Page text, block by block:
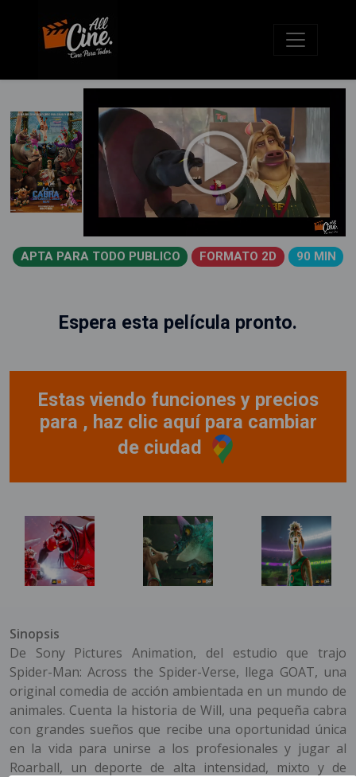
APTA PARA TODO PUBLICO FORMATO 2D 90 MIN
Sinopsis
De Sony Pictures Animation, del estudio que trajo
Spider-Man: Across the Spider-Verse, llega GOAT, una
original comedia de acción ambientada en un mundo de
animales. Cuenta la historia de Will, una pequeña cabra
con grandes sueños que recibe una oportunidad única
en la vida para unirse a los profesionales y jugar al
Roarball, un deporte de alta intensidad, mixto y de
Espera esta película pronto.
Estas viendo funciones y precios
para , haz clic aquí para cambiar
de ciudad